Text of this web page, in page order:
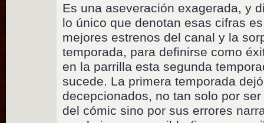
Es una aseveración exagerada, y
lo único que denotan esas cifras
mejores estrenos del canal y la
temporada, para definirse como
en la parrilla esta segunda
sucede. La primera temporada
decepcionados, no tan solo por
del cómic sino por sus errores